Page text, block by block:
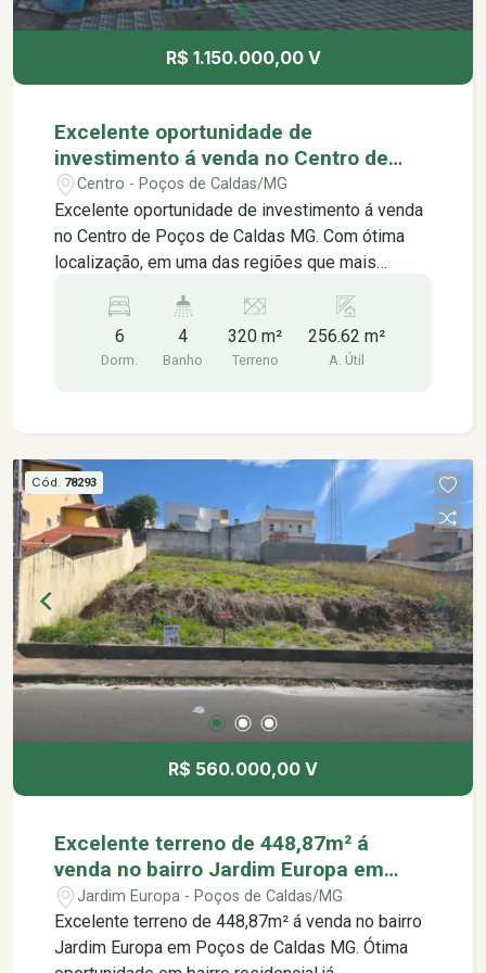
R$ 1.150.000,00 V
Excelente oportunidade de
investimento á venda no Centro de
Poços de Caldas MG.
Centro - Poços de Caldas/MG
Excelente oportunidade de investimento á venda
no Centro de Poços de Caldas MG. Com ótima
localização, em uma das regiões que mais
quartos -Sala -Cozinha -Banheiro social -
Deposito -Área de serviço Casa 02: -Quarto -
Cozinha -Banheiro social Casa 03: -02 quartos -
de Artes e Artesanato -Mercado Municipal -
Cristais Ca d`Oro -Cristais São Marcos -Paço das
Águas Shopping -Maria Isabel Perfumaria -
Antares Cosméticos -Lojasmel -Pernambucanas
-União Agropecuária -Garimpo De Minas -A Toca
Do Chocolate -Farrapinhos Brechó -Farrapinhos
Consumo Consciente -Âncora Coffee House -
Subway - Restaurante Ollivia -Cervejaria Ziel -
Becco Gastronomia & Cultura -A Napoletana
Pizzeria -Pesto Cozinha Bar
6
Dorm.
4
Banho
320 m²
Terreno
256.62 m²
A. Útil
Cód. 78293
R$ 560.000,00 V
Excelente terreno de 448,87m² á
venda no bairro Jardim Europa em
Poços de Caldas MG.
Jardim Europa - Poços de Caldas/MG
Excelente terreno de 448,87m² á venda no bairro
Jardim Europa em Poços de Caldas MG. Ótima